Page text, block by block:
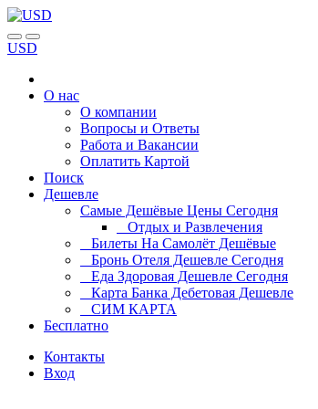
USD
О нас
О компании
Вопросы и Ответы
Работа и Вакансии
Оплатить Картой
Поиск
Дешевле
Самые Дешёвые Цены Сегодня
Отдых и Развлечения
Билеты На Самолёт Дешёвые
Бронь Отеля Дешевле Сегодня
Еда Здоровая Дешевле Сегодня
Карта Банка Дебетовая Дешевле
СИМ КАРТА
Бесплатно
Контакты
Вход